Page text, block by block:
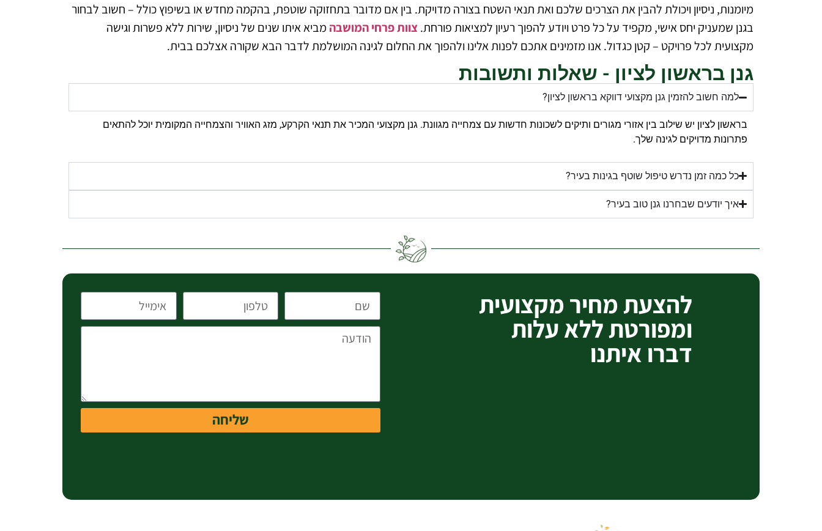
מיומנות, ניסיון ויכולת להבין את הצרכים שלכם ואת תנאי השטח בצורה מדויקת. בין אם מדובר בתחזוקה שוטפת, בהקמה מחדש או בשיפוץ כולל – חשוב לבחור
בגנן שמעניק יחס אישי, מקפיד על כל פרט ויודע להפוך רעיון למציאות פורחת.צוות פרחי המושבה מביא איתו שנים של ניסיון, שירות ללא פשרות וגישה
מקצועית לכל פרויקט – קטן כגדול. אנו מזמינים אתכם לפנות אלינו ולהפוך את החלום לגינה המושלמת לדבר הבא שקורה אצלכם בבית.
גנן בראשון לציון - שאלות ותשובות
למה חשוב להזמין גנן מקצועי דווקא בראשון לציון?
בראשון לציון יש שילוב בין אזורי מגורים ותיקים לשכונות חדשות עם צמחייה מגוונת. גנן מקצועי המכיר את תנאי הקרקע, מזג האוויר והצמחייה המקומית יוכל להתאים
פתרונות מדויקים לגינה שלך.
כל כמה זמן נדרש טיפול שוטף בגינות בעיר?
איך יודעים שבחרנו גנן טוב בעיר?
להצעת מחיר מקצועית
ומפורטת ללא עלות
דברו איתנו
שליחה